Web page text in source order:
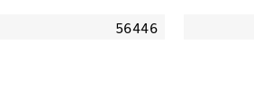
56446